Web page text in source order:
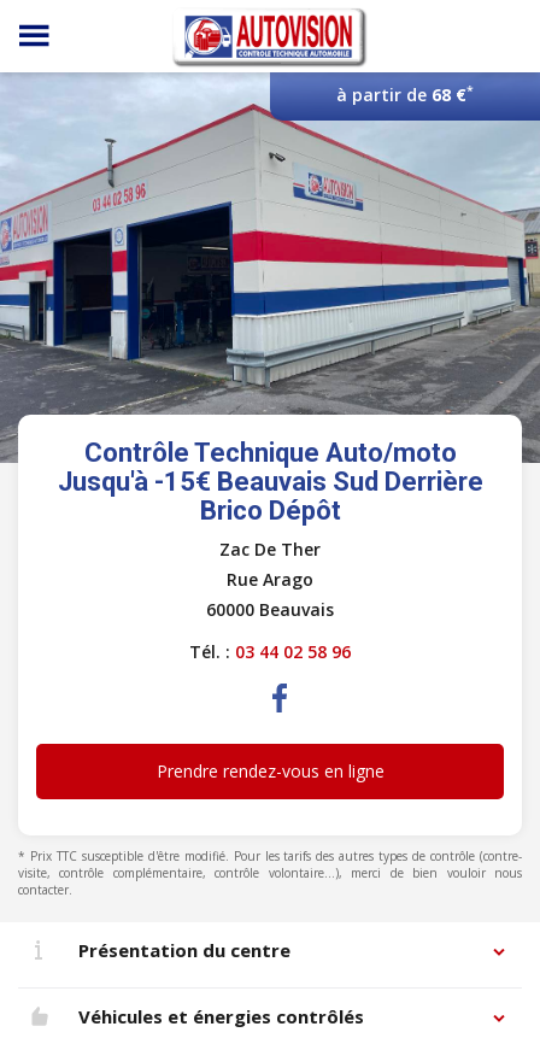
Panneau de gestion des cookies
à partir de 68 €*
Contrôle Technique Auto/moto
Jusqu'à -15€ Beauvais Sud Derrière
Brico Dépôt
Zac De Ther
Rue Arago
60000 Beauvais
Tél. : 03 44 02 58 96
Prendre rendez-vous en ligne
* Prix TTC susceptible d'être modifié. Pour les tarifs des autres types de contrôle (contre-
visite, contrôle complémentaire, contrôle volontaire...), merci de bien vouloir nous
contacter.
Présentation du centre
Véhicules et énergies contrôlés